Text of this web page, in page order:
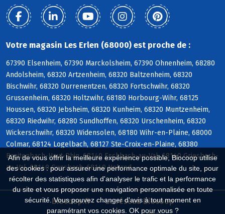
Afin de vous offrir la meilleure expérience possible, Biocoop utilise
des cookies : pour assurer une performance optimale du site, pour
récolter des statistiques afin d'analyser le trafic et la performance
du site et vous proposer une navigation personnalisée en toute
sécurité. Vous pouvez changer d'avis à tout moment en
paramétrant vos cookies. OK pour vous ?
Votre magasin Les Erlen (68000) est proche de :
67390 Elsenheim, 67390 Marckolsheim, 67390 Ohnenheim, 68280
Andolsheim, 68320 Artzenheim, 68320 Baltzenheim, 68320
Bischwihr, 68320 Durrenentzen, 68320 Fortschwihr, 68320
Grussenheim, 68320 Holtzwihr, 68180 Horbourg-Wihr, 68125
Houssen, 68320 Jebsheim, 68320 Kunheim, 68320 Muntzenheim,
68320 Riedwihr, 68280 Sundhoffen, 68320 Urschenheim, 68320
Wickerschwihr, 68320 Widensolen, 68180 Wihr-en-Plaine, 68000
Colmar, 68124 Logelbach, 68127 Ste-Croix-en-Plaine, 68380
Breitenbach-Haut-Rhin, 68140 Eschbach-au-Val, 68140 Griesbach-
au-Val, 68140 Gunsbach, 68140 Hohrod
Biocoop.fr
Le réseau Biocoop